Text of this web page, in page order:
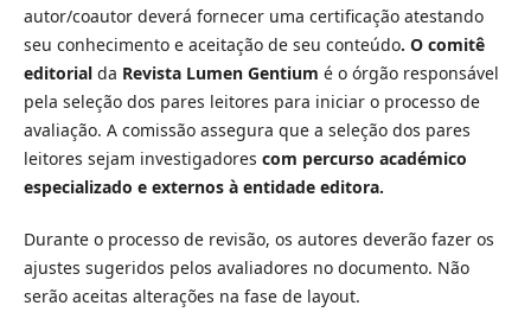
autor/coautor deverá fornecer uma certificação atestando
seu conhecimento e aceitação de seu conteúdo. O comitê
editorialda Revista Lumen Gentium é o órgão responsável
pela seleção dos pares leitores para iniciar o processo de
avaliação. A comissão assegura que a seleção dos pares
leitores sejam investigadores com percurso académico
especializado e externos à entidade editora.
Durante o processo de revisão, os autores deverão fazer os
ajustes sugeridos pelos avaliadores no documento. Não
serão aceitas alterações na fase de layout.